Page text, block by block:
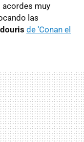
acordes muy
las
de 'Conan el